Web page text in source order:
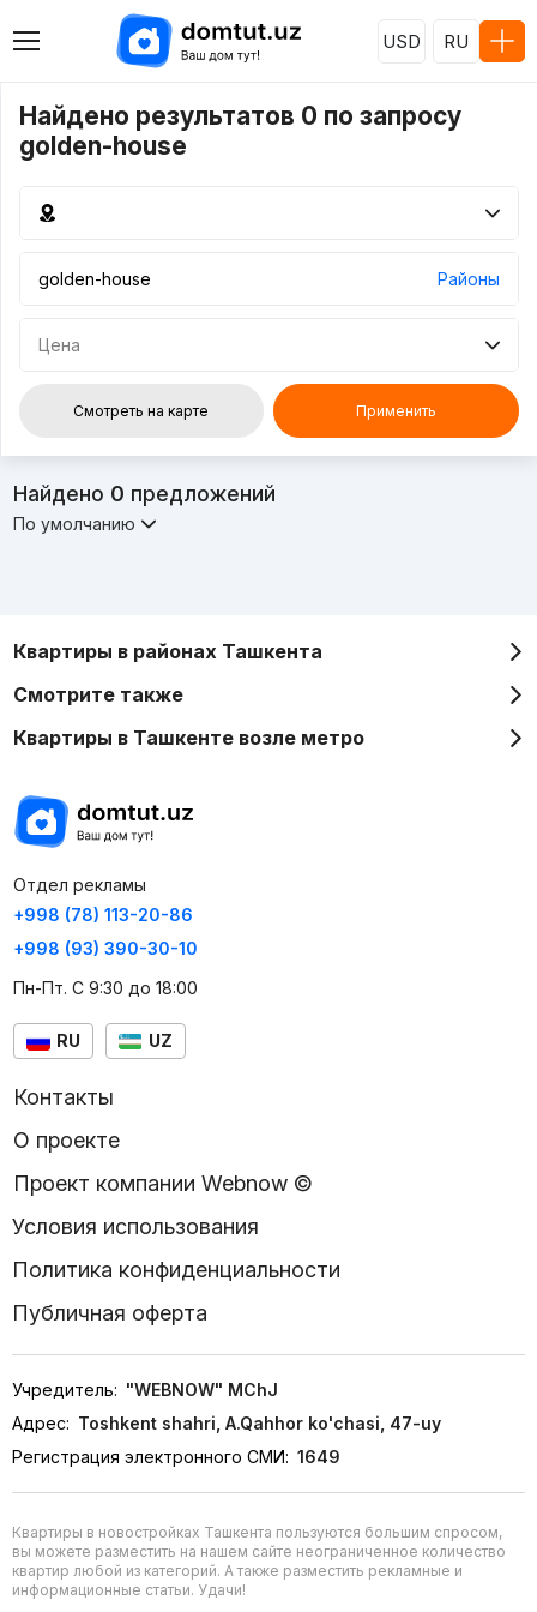
USD RU
Найдено результатов 0 по запросу
golden-house
Районы
Цена
Смотреть на карте Применить
Найдено 0 предложений
По умолчанию
Квартиры в районах Ташкента
Смотрите также
Квартиры в Ташкенте возле метро
Отдел рекламы
+998 (78) 113-20-86
+998 (93) 390-30-10
Пн-Пт. С 9:30 до 18:00
RU UZ
Контакты
О проекте
Проект компании Webnow ©
Условия использования
Политика конфиденциальности
Публичная оферта
Учредитель: "WEBNOW" MChJ
Адрес: Toshkent shahri, A.Qahhor ko'chasi, 47-uy
Регистрация электронного СМИ: 1649
Квартиры в новостройках Ташкента пользуются большим спросом,
вы можете разместить на нашем сайте неограниченное количество
квартир любой из категорий. А также разместить рекламные и
информационные статьи. Удачи!